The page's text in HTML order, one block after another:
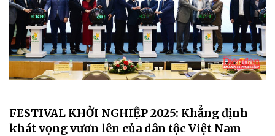
FESTIVAL KHỞI NGHIỆP 2025: Khẳng định
khát vọng vươn lên của dân tộc Việt Nam